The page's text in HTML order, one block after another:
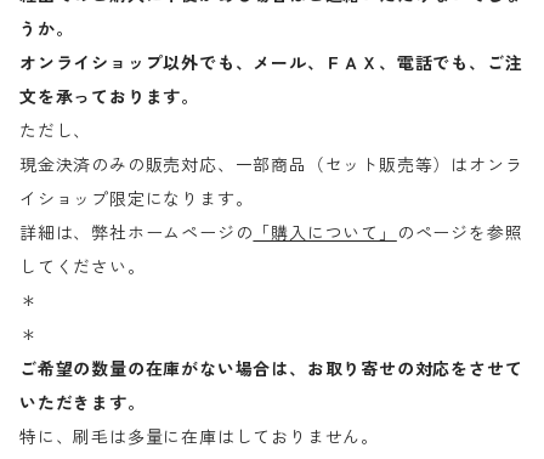
うか。
オンライショップ以外でも、メール、ＦＡＸ、電話でも、ご注
文を承っております。
ただし、
現金決済のみの販売対応、一部商品（セット販売等）はオンラ
イショップ限定になります。
詳細は、弊社ホームページの 「購入について」
のページを参照
してください。
＊
＊
ご希望の数量の在庫がない場合は、お取り寄せの対応をさせて
いただきます。
特に、刷毛は多量に在庫はしておりません。